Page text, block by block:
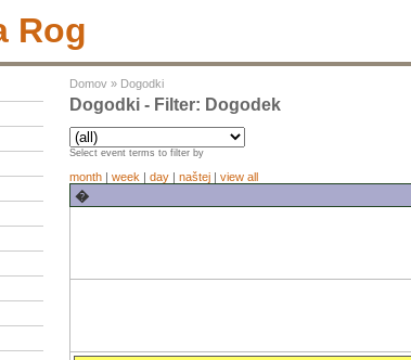
Rog
Domov » Dogodki
Dogodki - Filter: Dogodek
Select event terms to filter by
month | week | day | naštej | view all
�